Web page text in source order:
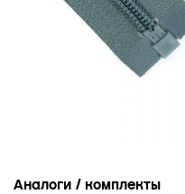
Аналоги / комплекты